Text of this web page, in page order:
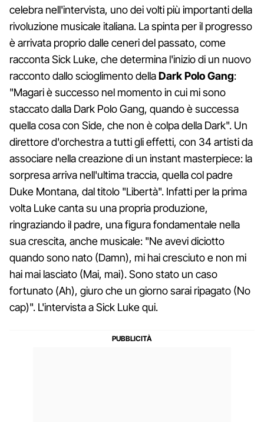
celebra nell'intervista, uno dei volti più importanti della
rivoluzione musicale italiana. La spinta per il progresso
è arrivata proprio dalle ceneri del passato, come
racconta Sick Luke, che determina l'inizio di un nuovo
racconto dallo scioglimento dellaDark Polo Gang:
"Magari è successo nel momento in cui mi sono
staccato dalla Dark Polo Gang, quando è successa
quella cosa con Side, che non è colpa della Dark". Un
direttore d'orchestra a tutti gli effetti, con 34 artisti da
associare nella creazione di un instant masterpiece: la
sorpresa arriva nell'ultima traccia, quella col padre
Duke Montana, dal titolo "Libertà". Infatti per la prima
volta Luke canta su una propria produzione,
ringraziando il padre, una figura fondamentale nella
sua crescita, anche musicale: "Ne avevi diciotto
quando sono nato (Damn), mi hai cresciuto e non mi
hai mai lasciato (Mai, mai). Sono stato un caso
fortunato (Ah), giuro che un giorno sarai ripagato (No
cap)". L'intervista a Sick Luke qui.